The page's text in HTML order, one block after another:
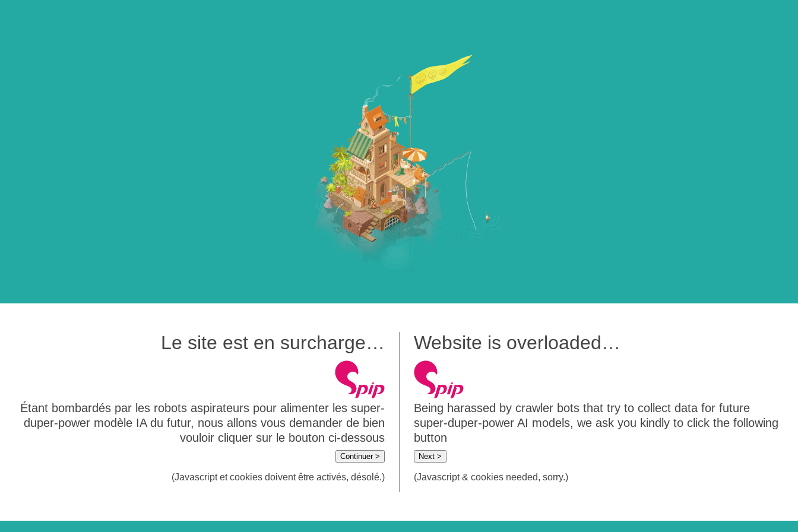
Le site est en surcharge…
Étant bombardés par les robots aspirateurs pour alimenter les super-
duper-power modèle IA du futur, nous allons vous demander de bien
vouloir cliquer sur le bouton ci-dessous
Continuer >
(Javascript et cookies doivent être activés, désolé.)
Website is overloaded…
Being harassed by crawler bots that try to collect data for future
super-duper-power AI models, we ask you kindly to click the following
button
Next >
(Javascript & cookies needed, sorry.)